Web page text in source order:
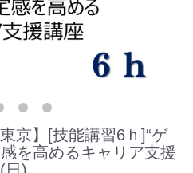
京】[技能講習6ｈ]“ゲ
を高めるキャリア支援